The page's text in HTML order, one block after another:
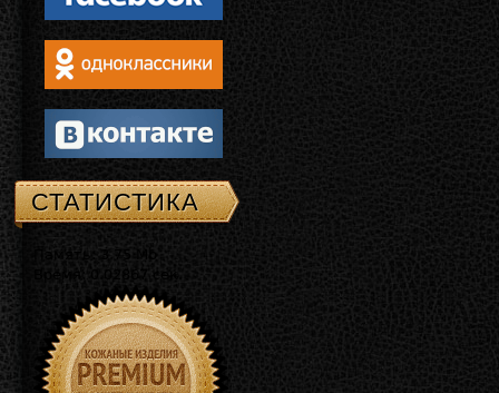
СТАТИСТИКА
Память: 3.75 Mb
Время: 0.02867 сек.